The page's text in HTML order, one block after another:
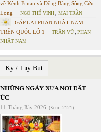
về Kênh Funan và Đồng Bằng Sông Cửu
Long
NGÔ THẾ VINH MAI TRẦN
GẶP LẠI PHAN NHẬT NAM
TRÊN QUỐC LỘ 1
TRẦN VŨ
PHAN
NHẬT NAM
Ký / Tùy Bút
NHỮNG NGÀY XƯA NƠI ĐẤT
ÚC
11 Tháng Bảy 2026 (Xem: 2121)